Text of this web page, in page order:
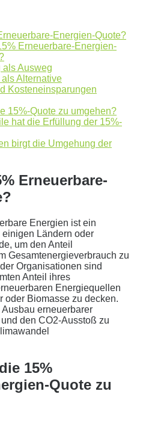
Rechnung mit folgender
von
mit0kWp Leistung
von0 %
liefert unser
.
ist.
erhalten
mit der
Energien-Quote?
Erneuerbare-Energien-
als Ausweg
Alternative
Kosteneinsparungen
15%-Quote zu umgehen?
hat die Erfüllung der 15%-
birgt die Umgehung der
Erneuerbare-
Energien ist ein
Ländern oder
um den Anteil
Gesamtenergieverbrauch zu
Organisationen sind
Anteil ihres
Energiequellen
oder Biomasse zu decken.
erneuerbarer
den CO2-Ausstoß zu
15%
Quote zu